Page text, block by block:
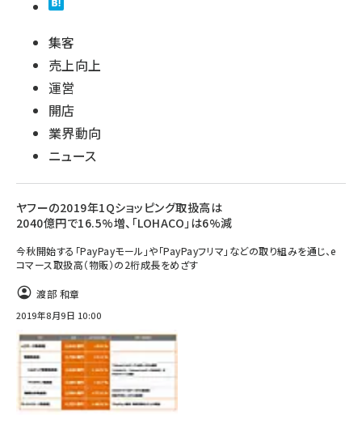
集客
売上向上
運営
開店
業界動向
ニュース
ヤフーの2019年1Qショッピング取扱高は
2040億円で16.5%増、「LOHACO」は6%減
今秋開始する「PayPayモール」や「PayPayフリマ」などの取り組みを通じ、e
コマース取扱高（物販）の2桁成長をめざす
渡部 和章
2019年8月9日 10:00